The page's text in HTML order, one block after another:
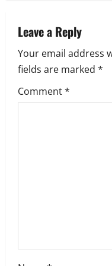
v
i
g
a
Leave a Reply
Your email address
fields are marked *
Comment*